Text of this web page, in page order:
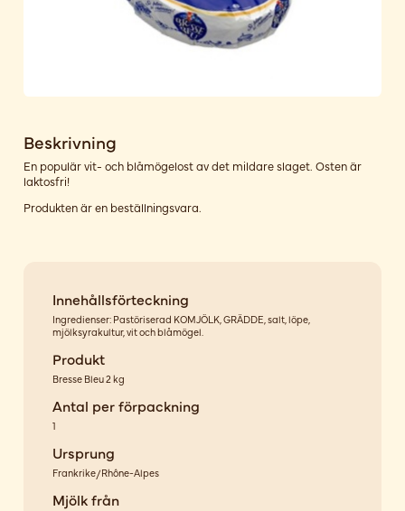
Beskrivning
En populär vit- och blåmögelost av det mildare slaget. Osten är
laktosfri!
Produkten är en beställningsvara.
Innehållsförteckning
Ingredienser: Pastöriserad KOMJÖLK, GRÄDDE, salt, löpe,
mjölksyrakultur, vit och blåmögel.
Produkt
Bresse Bleu 2 kg
Antal per förpackning
1
Ursprung
Frankrike/Rhône-Alpes
Mjölk från